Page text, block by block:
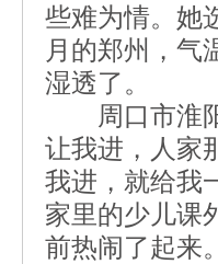
些难为情。她
月的郑州，气
湿透了。
周口市淮阳
让我进，人家
我进，就给我
家里的少儿课
前热闹了起来